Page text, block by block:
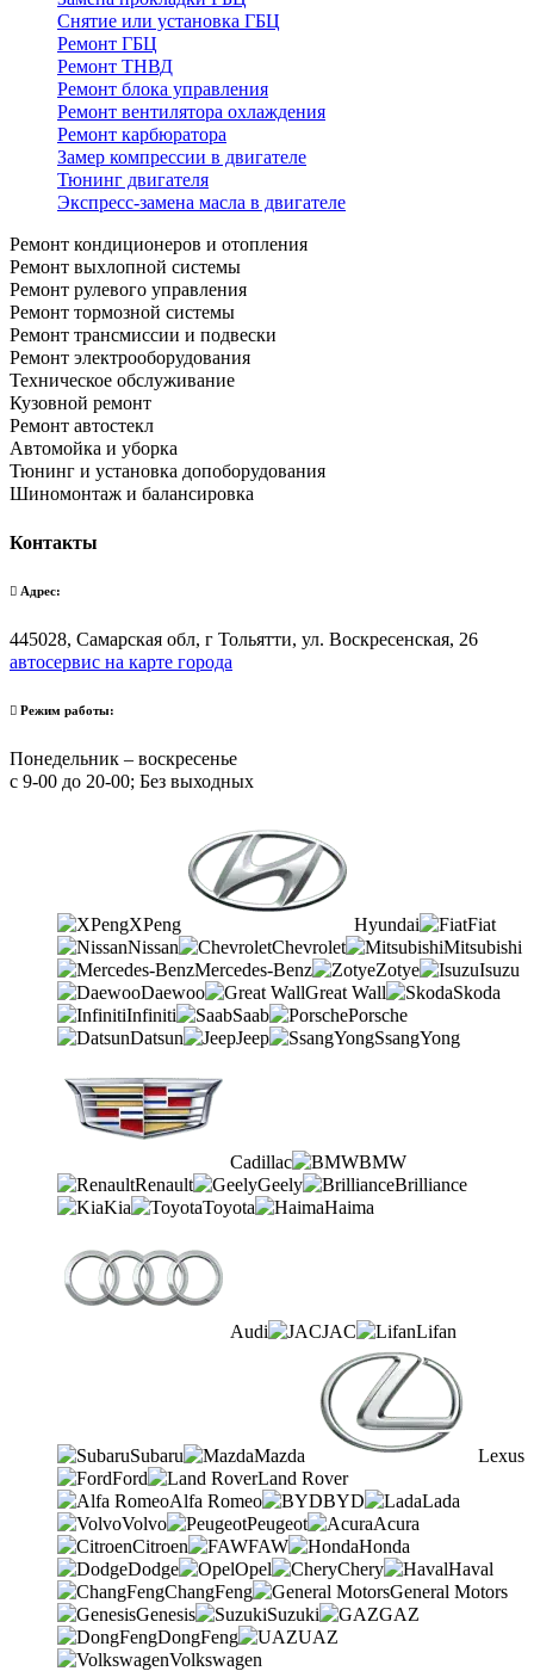
Снятие или установка ГБЦ
Ремонт ГБЦ
Ремонт ТНВД
Ремонт блока управления
Ремонт вентилятора охлаждения
Ремонт карбюратора
Замер компрессии в двигателе
Тюнинг двигателя
Экспресс-замена масла в двигателе
Ремонт кондиционеров и отопления
Ремонт выхлопной системы
Ремонт рулевого управления
Ремонт тормозной системы
Ремонт трансмиссии и подвески
Ремонт электрооборудования
Техническое обслуживание
Кузовной ремонт
Ремонт автостекл
Автомойка и уборка
Тюнинг и установка допоборудования
Шиномонтаж и балансировка
Контакты
Адрес:
445028, Самарская обл, г Тольятти, ул. Воскресенская, 26
автосервис на карте города
Режим работы:
Понедельник – воскресенье
с 9-00 до 20-00; Без выходных
XPeng Hyundai
Fiat
Nissan
Chevrolet
Mitsubishi
Mercedes-Benz
Zotye
Isuzu
Daewoo
Great Wall
Skoda
Infiniti
Saab
Porsche
Datsun
Jeep SsangYong
Cadillac
BMW
Renault
Geely
Brilliance
Kia
Toyota Haima
Audi JAC Lifan
Subaru Mazda
Lexus
Ford
Land Rover
Alfa Romeo
BYD
Lada
Volvo
Peugeot
Acura
Citroen
FAW
Honda
Dodge
Opel Chery
Haval
ChangFeng
General Motors
Genesis
Suzuki
GAZ
DongFeng
UAZ
Volkswagen